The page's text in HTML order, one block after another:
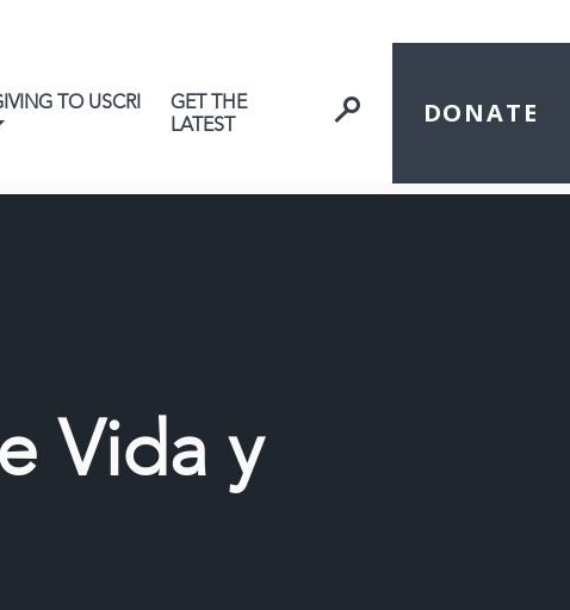
TO USCRI
GET THE
LATEST
DONATE
Vida y